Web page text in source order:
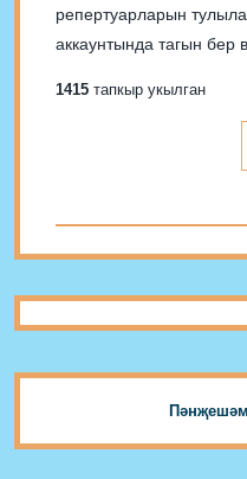
репертуарларын
аккаунтында тагын бер
бәя биргәннәр.
1415 тапкыр укылган